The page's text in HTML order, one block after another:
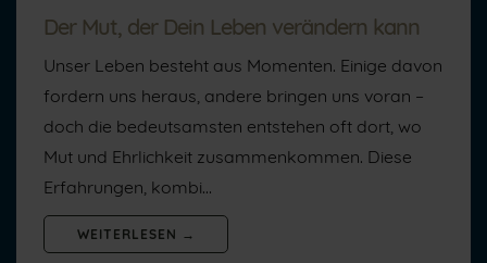
Der Mut, der Dein Leben verändern kann
Unser Leben besteht aus Momenten. Einige davon
fordern uns heraus, andere bringen uns voran –
doch die bedeutsamsten entstehen oft dort, wo
Mut und Ehrlichkeit zusammenkommen. Diese
Erfahrungen, kombi…
WEITERLESEN →